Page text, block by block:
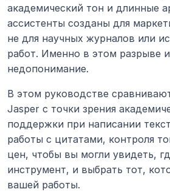
академический тон и длинные
ассистенты созданы для
не для научных журналов или
работ. Именно в этом разрыве и
недопонимание.
В этом руководстве
Jasper с точки зрения
поддержки при написании
работы с цитатами, контроля
цен, чтобы вы могли увидеть,
инструмент, и выбрать тот,
вашей работы.